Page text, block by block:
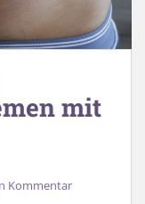
mit
Kommentar